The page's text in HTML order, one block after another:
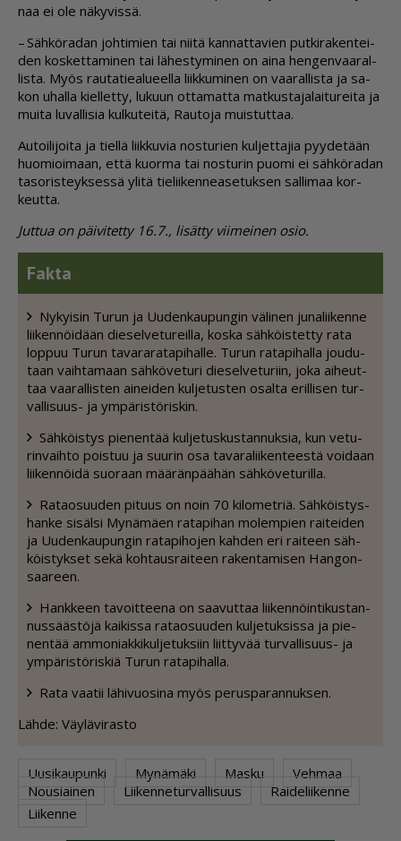
naa ei ole nä­ky­vis­sä.
– Säh­kö­ra­dan joh­ti­mien tai nii­tä kan­nat­ta­vien put­ki­ra­ken­tei­
den kos­ket­ta­mi­nen tai lä­hes­ty­mi­nen on ai­na hen­gen­vaa­ral­
lis­ta. Myös rau­ta­tie­a­lu­eel­la liik­ku­mi­nen on vaa­ral­lis­ta ja sa­
kon uhal­la kiel­let­ty, lu­kuun ot­ta­mat­ta mat­kus­ta­ja­lai­tu­rei­ta ja
mui­ta lu­val­li­sia kul­ku­tei­tä, Rau­to­ja muis­tut­taa.
Au­toi­li­joi­ta ja tiel­lä liik­ku­via nos­tu­rien kul­jet­ta­jia pyy­de­tään
huo­mi­oi­maan, et­tä kuor­ma tai nos­tu­rin puo­mi ei säh­kö­ra­dan
ta­so­ris­teyk­ses­sä yli­tä tie­lii­ken­ne­a­se­tuk­sen sal­li­maa kor­
keut­ta.
Jut­tua on päi­vi­tet­ty 16.7., li­sät­ty vii­mei­nen osio.
Fak­ta
Ny­kyi­sin Tu­run ja Uu­den­kau­pun­gin vä­li­nen ju­na­lii­ken­ne
lii­ken­nöi­dään die­sel­ve­tu­reil­la, kos­ka säh­köis­tet­ty rata
lop­puu Tu­run ta­va­ra­ra­ta­pi­hal­le. Tu­run ra­ta­pi­hal­la jou­du­
taan vaih­ta­maan säh­kö­ve­tu­ri die­sel­ve­tu­riin, joka ai­heut­
taa vaa­ral­lis­ten ai­nei­den kul­je­tus­ten osal­ta eril­li­sen tur­
val­li­suus- ja ym­pä­ris­tö­ris­kin.
Säh­köis­tys pie­nen­tää kul­je­tus­kus­tan­nuk­sia, kun ve­tu­
rin­vaih­to pois­tuu ja suu­rin osa ta­va­ra­lii­ken­tees­tä voi­daan
lii­ken­nöi­dä suo­raan mää­rän­pää­hän säh­kö­ve­tu­ril­la.
Ra­ta­o­suu­den pi­tuus on noin 70 ki­lo­met­riä. Säh­köis­tys­
han­ke si­säl­si My­nä­mä­en ra­ta­pi­han mo­lem­pien rai­tei­den
ja Uu­den­kau­pun­gin ra­ta­pi­ho­jen kah­den eri rai­teen säh­
köis­tyk­set sekä koh­taus­rai­teen ra­ken­ta­mi­sen Han­gon­
saa­reen.
Hank­keen ta­voit­tee­na on saa­vut­taa lii­ken­nöin­ti­kus­tan­
nus­sääs­tö­jä kai­kis­sa ra­ta­o­suu­den kul­je­tuk­sis­sa ja pie­
nen­tää am­mo­ni­ak­ki­kul­je­tuk­siin liit­ty­vää tur­val­li­suus- ja
ym­pä­ris­tö­ris­kiä Tu­run ra­ta­pi­hal­la.
Rata vaa­tii lä­hi­vuo­si­na myös pe­rus­pa­ran­nuk­sen.
Läh­de: Väy­lä­vi­ras­to
Uusikaupunki Mynämäki Masku
Vehmaa
Nousiainen
Liikenneturvallisuus
Raideliikenne
Liikenne